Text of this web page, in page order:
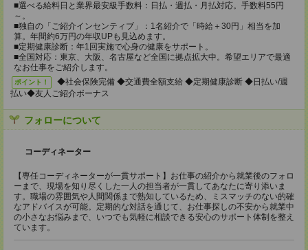
■選べる給料日と業界最安級手数料：日払・週払・月払対応。手数料55円
～。
■独自の「ご紹介インセンティブ」：1名紹介で「時給＋30円」相当を加
算。年間約6万円の年収UPも見込めます。
■定期健康診断：年1回実施で心身の健康をサポート。
■全国対応：東京、大阪、名古屋など全国に拠点拡大中。希望エリアで最適
なお仕事をご紹介します。
ポイント！
◆社会保険完備 ◆交通費全額支給 ◆定期健康診断 ◆日払い/週
払い◆友人ご紹介ボーナス
フォローについて
コーディネーター
【専任コーディネーターが一貫サポート】お仕事の紹介から就業後のフォロ
ーまで、現場を知り尽くした一人の担当者が一貫してあなたに寄り添いま
す。職場の雰囲気や人間関係まで熟知しているため、ミスマッチのない的確
なアドバイスが可能。定期的な対話を通じて、お仕事探しの不安から就業中
の小さなお悩みまで、いつでも気軽に相談できる安心のサポート体制を整え
ています。